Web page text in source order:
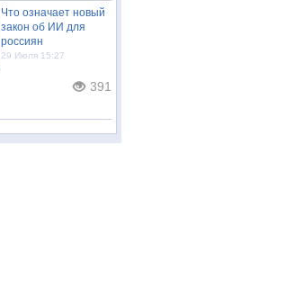
Что означает новый
закон об ИИ для
россиян
29 Июля 15:27
391